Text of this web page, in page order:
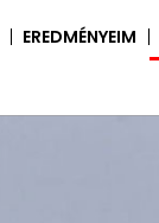
EREDMÉNYEIM